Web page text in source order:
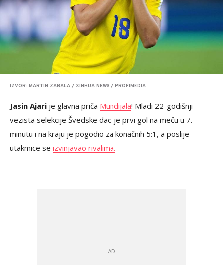
IZVOR: MARTIN ZABALA / XINHUA NEWS / PROFIMEDIA
Jasin Ajari je glavna priča Mundijala! Mladi 22-godišnji
vezista selekcije Švedske dao je prvi gol na meču u 7.
minutu i na kraju je pogodio za konačnih 5:1, a poslije
utakmice se izvinjavao rivalima.